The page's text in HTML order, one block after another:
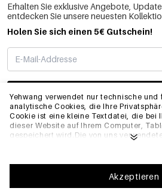
Yehwang verwendet nur technische und
analytische Cookies, die Ihre
Cookie ist eine kleine Textdatei, die bei
dieser Website auf Ihrem Computer,
gespeichert wird.Die von uns
Website, ordnungsgemäß zu
bevorzugten Einstellungen zu
auch, unsere Website zu optimieren.Um
Akzeptieren
Erhalten Sie exklusive Angebote,
entdecken Sie unsere neuesten
Holen Sie sich einen 5€ Gutschein!
ABONNIEREN
INFO